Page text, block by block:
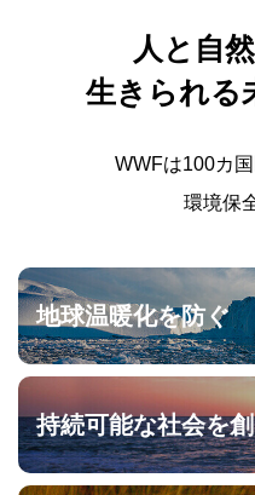
人と自
生きられる
WWFは100カ
環境保
地球温暖化を防ぐ
持続可能な社会を